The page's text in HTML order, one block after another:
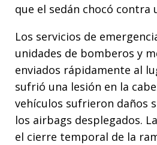
que el sedán chocó contra
Los servicios de
unidades de bomberos y
enviados rápidamente al
sufrió una lesión en la
vehículos sufrieron daños
los airbags desplegados.
el cierre temporal de la